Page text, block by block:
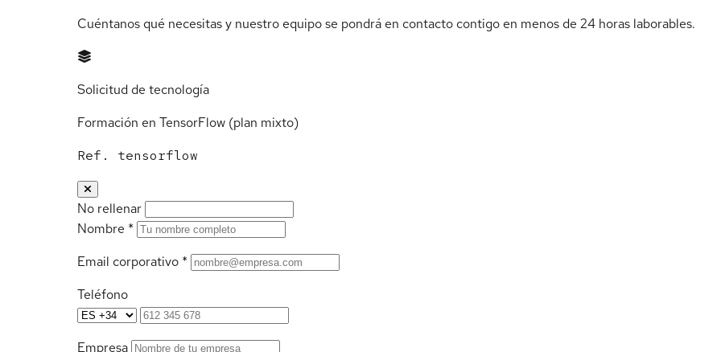
Cuéntanos qué necesitas y nuestro equipo se pondrá en contacto contigo en menos de 24 horas laborables.
Solicitud de tecnología
Formación en TensorFlow (plan mixto)
Ref. tensorflow
No rellenar
Nombre *
Email corporativo *
Teléfono
Empresa